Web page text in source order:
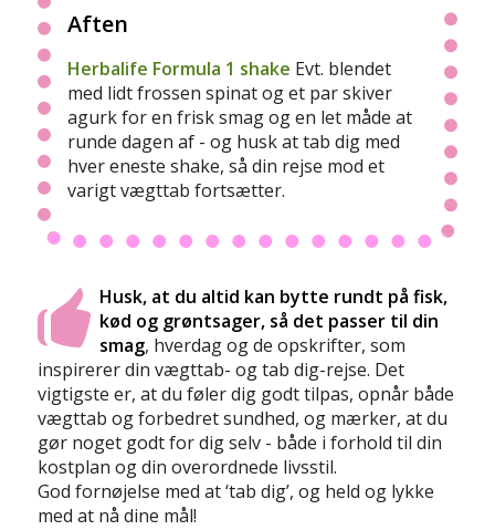
Aften
Herbalife Formula 1 shake Evt. blendet
med lidt frossen spinat og et par skiver
agurk for en frisk smag og en let måde at
runde dagen af - og husk at tab dig med
hver eneste shake, så din rejse mod et
varigt vægttab fortsætter.
Husk, at du altid kan bytte rundt på fisk,
kød og grøntsager, så det passer til din
smag, hverdag og de opskrifter, som
inspirerer din vægttab- og tab dig-rejse. Det
vigtigste er, at du føler dig godt tilpas, opnår både
vægttab og forbedret sundhed, og mærker, at du
gør noget godt for dig selv - både i forhold til din
kostplan og din overordnede livsstil.
God fornøjelse med at ‘tab dig’, og held og lykke
med at nå dine mål!